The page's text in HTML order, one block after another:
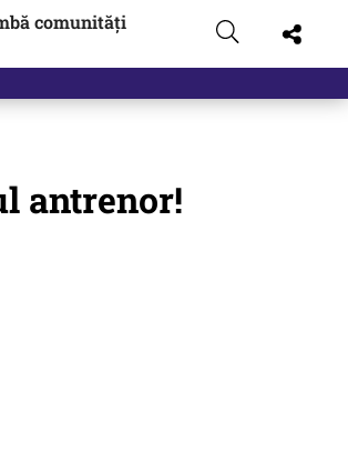
comunități
antrenor!